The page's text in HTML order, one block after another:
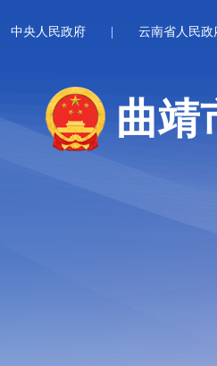
中央人民政府 云南省人民政
曲靖